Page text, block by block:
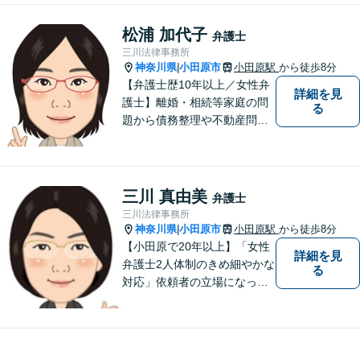
問題に対応可能です。お気軽
にご相談ください。
松浦 加代子 弁護士
三川法律事務所
神奈川県|小田原市 小田原駅 から徒歩8分
【弁護士歴10年以上／女性弁
護士】離婚・相続等家庭の問
題から債務整理や不動産問題
た解決方法を提案できるよう
努めます。【小田原駅8分／子
連れ相談可】お気軽にご相談
ください。
詳細を見
る
三川 真由美 弁護士
三川法律事務所
神奈川県|小田原市 小田原駅 から徒歩8分
【小田原で20年以上】「女性
弁護士2人体制のきめ細やかな
対応」依頼者の立場になって
詳細を見
る